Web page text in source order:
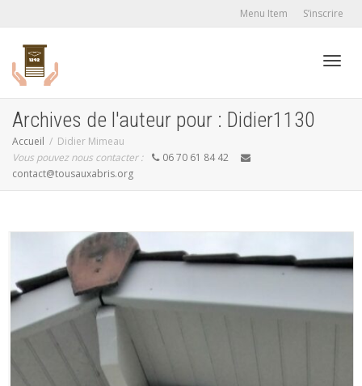
Menu Item S’inscrire
Archives de l'auteur pour : Didier1130
Accueil
Didier Mimeau
Vous pouvez nous contacter :
06 70 61 84 42
contact@tousauxabris.org